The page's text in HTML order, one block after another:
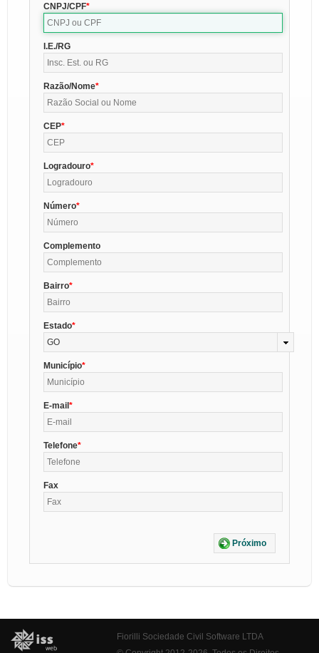
CNPJ/CPF
I.E./RG
Razão/Nome
CEP
Logradouro
Número
Complemento
Bairro
Estado
GO
Município
E-mail
Telefone
Fax
Próximo
Fiorilli Sociedade Civil Software LTDA